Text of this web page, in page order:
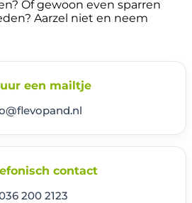
Of gewoon even sparren
Aarzel niet en neem
een mailtje
contact
200 2123